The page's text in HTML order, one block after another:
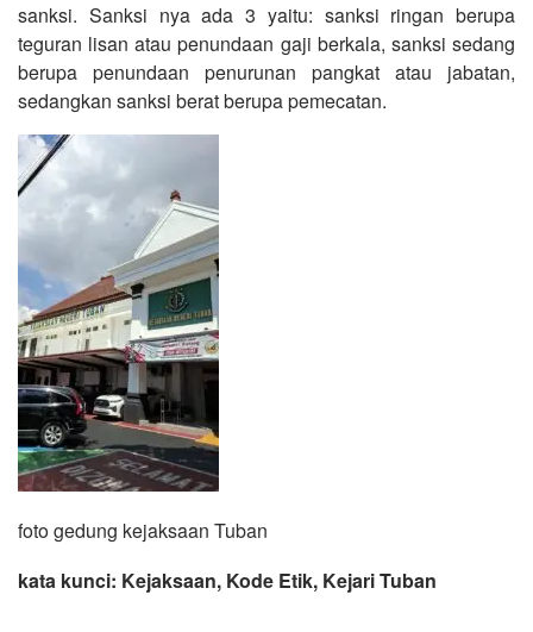
sanksi. Sanksi nya ada 3 yaitu: sanksi ringan berupa
teguran lisan atau penundaan gaji berkala, sanksi sedang
berupa penundaan penurunan pangkat atau jabatan,
sedangkan sanksi berat berupa pemecatan.
foto gedung kejaksaan Tuban
kata kunci: Kejaksaan, Kode Etik, Kejari Tuban